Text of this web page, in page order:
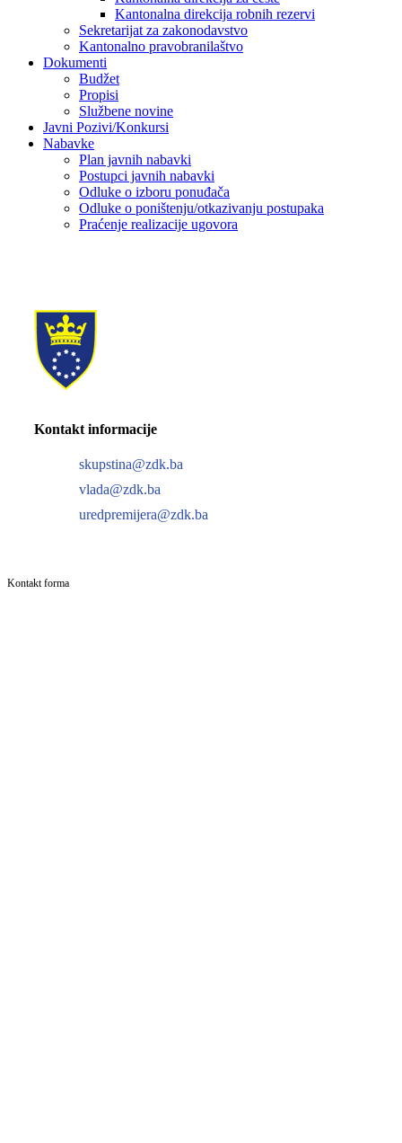
Kantonalna direkcija robnih rezervi
Sekretarijat za zakonodavstvo
Kantonalno pravobranilaštvo
Dokumenti
Budžet
Propisi
Službene novine
Javni Pozivi/Konkursi
Nabavke
Plan javnih nabavki
Postupci javnih nabavki
Odluke o izboru ponuđača
Odluke o poništenju/otkazivanju postupaka
Praćenje realizacije ugovora
Kontakt informacije
skupstina@zdk.ba
vlada@zdk.ba
uredpremijera@zdk.ba
Kontakt forma